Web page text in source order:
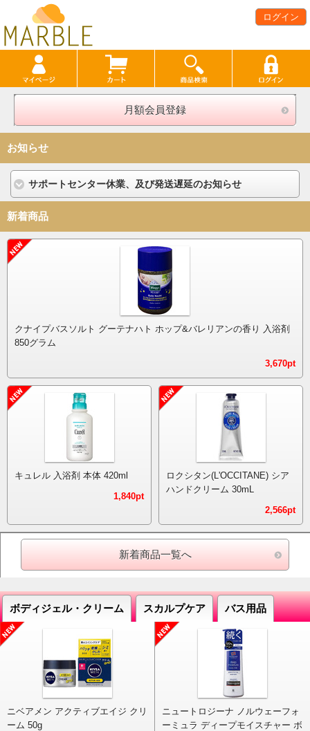
ログイン
月額会員登録
お知らせ
サポートセンター休業、及び発送遅延のお知らせ
新着商品
クナイプバスソルト グーテナハト ホップ&バレリアンの香り 入浴剤
850グラム
3,670pt
キュレル 入浴剤 本体 420ml
1,840pt
ロクシタン(L'OCCITANE) シア
ハンドクリーム 30mL
2,566pt
新着商品一覧へ
ボディジェル・クリーム スカルプケア バス用品
ニベアメン アクティブエイジ クリ
ーム 50g
ニュートロジーナ ノルウェーフォ
ーミュラ ディープモイスチャー ボ